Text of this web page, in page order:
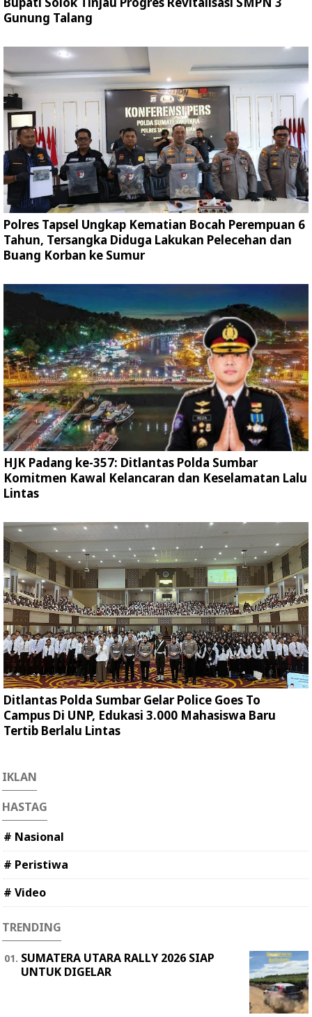
Gunung Talang
Polres Tapsel Ungkap Kematian Bocah Perempuan 6
Tahun, Tersangka Diduga Lakukan Pelecehan dan
Buang Korban ke Sumur
HJK Padang ke-357: Ditlantas Polda Sumbar
Komitmen Kawal Kelancaran dan Keselamatan Lalu
Lintas
Ditlantas Polda Sumbar Gelar Police Goes To
Campus Di UNP, Edukasi 3.000 Mahasiswa Baru
Tertib Berlalu Lintas
IKLAN
HASTAG
# Nasional
# Peristiwa
# Video
TRENDING
SUMATERA UTARA RALLY 2026 SIAP
UNTUK DIGELAR